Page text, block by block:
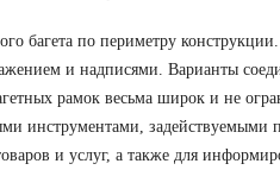
багета по периметру
и надписями. Варианты
рамок весьма широк и не
инструментами, задействуемыми
и услуг, а также для